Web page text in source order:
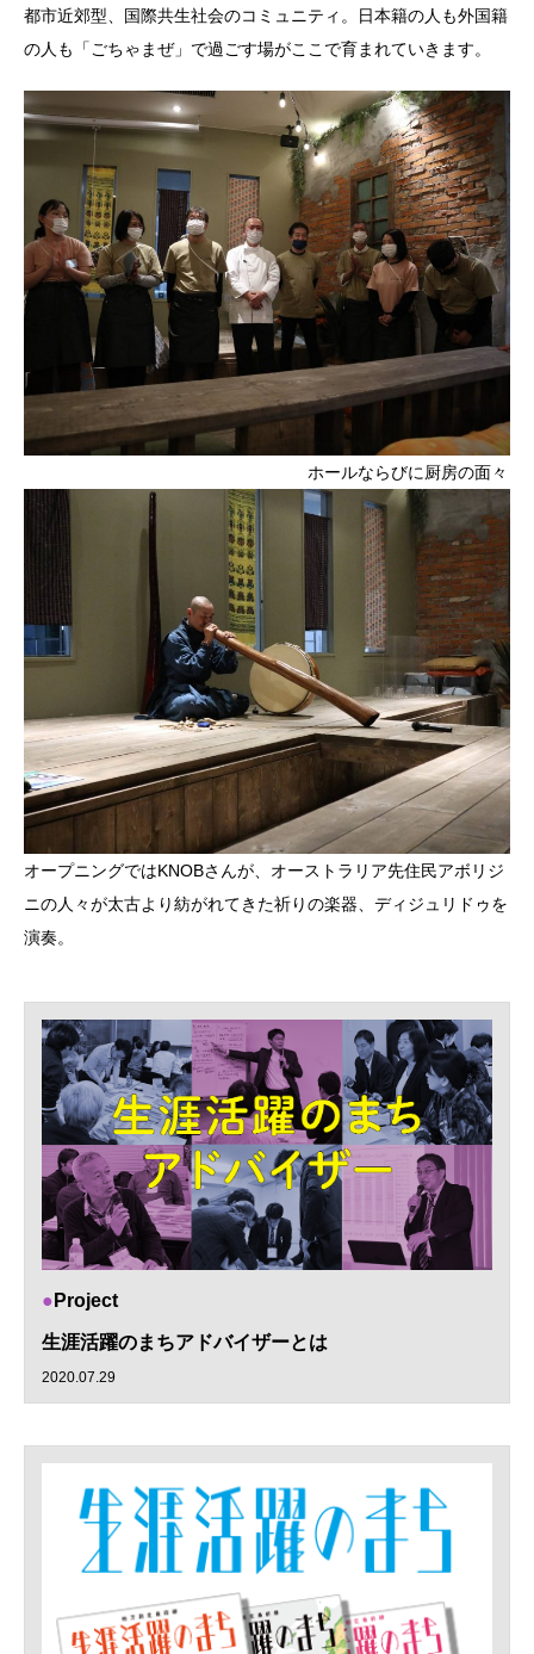
都市近郊型、国際共生社会のコミュニティ。日本籍の人も外国籍
の人も「ごちゃまぜ」で過ごす場がここで育まれていきます。
ホールならびに厨房の面々
オープニングではKNOBさんが、オーストラリア先住民アボリジ
ニの人々が太古より紡がれてきた祈りの楽器、ディジュリドゥを
演奏。
Project
生涯活躍のまちアドバイザーとは
2020.07.29